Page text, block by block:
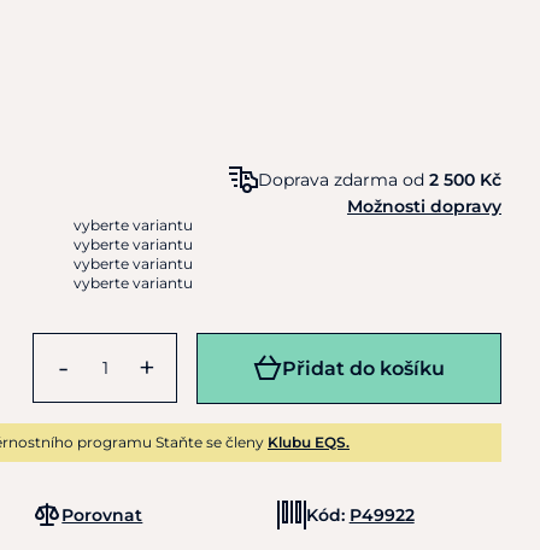
vyberte variantu
vyberte variantu
vyberte variantu
vyberte variantu
Doprava zdarma od 2 500 Kč
Možnosti dopravy
- + Přidat do košíku
programu Staňte se členy Klubu EQS.
Porovnat Kód: P49922